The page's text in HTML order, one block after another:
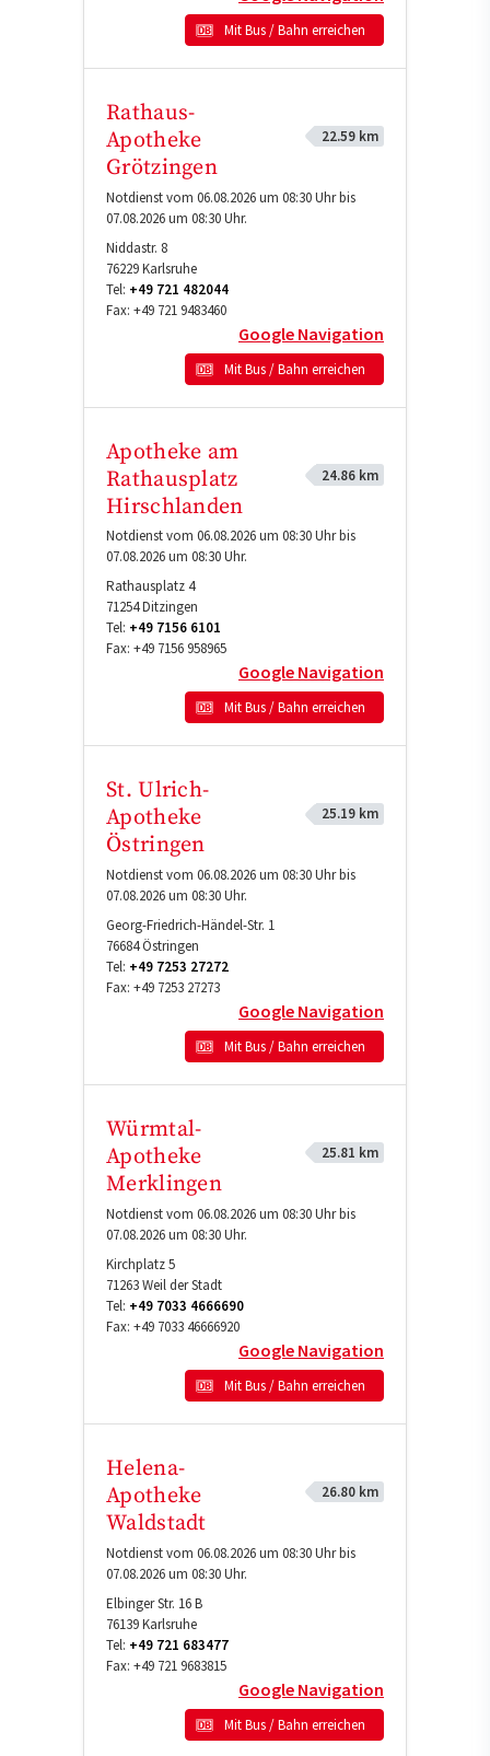
Mit Bus / Bahn erreichen
Rathaus-
Apotheke
Grötzingen
22.59 km
Notdienst vom 06.08.2026 um 08:30 Uhr bis
07.08.2026 um 08:30 Uhr.
Niddastr. 8
76229Karlsruhe
Tel: +49 721 482044
Fax: +49 721 9483460
Google Navigation
Mit Bus / Bahn erreichen
Apotheke am
Rathausplatz
Hirschlanden
24.86 km
Notdienst vom 06.08.2026 um 08:30 Uhr bis
07.08.2026 um 08:30 Uhr.
Rathausplatz 4
71254Ditzingen
Tel: +49 7156 6101
Fax: +49 7156 958965
Google Navigation
Mit Bus / Bahn erreichen
St. Ulrich-
Apotheke
Östringen
25.19 km
Notdienst vom 06.08.2026 um 08:30 Uhr bis
07.08.2026 um 08:30 Uhr.
Georg-Friedrich-Händel-Str. 1
76684Östringen
Tel: +49 7253 27272
Fax: +49 7253 27273
Google Navigation
Mit Bus / Bahn erreichen
Würmtal-
Apotheke
Merklingen
25.81 km
Notdienst vom 06.08.2026 um 08:30 Uhr bis
07.08.2026 um 08:30 Uhr.
Kirchplatz 5
71263Weil der Stadt
Tel: +49 7033 4666690
Fax: +49 7033 46666920
Google Navigation
Mit Bus / Bahn erreichen
Helena-
Apotheke
Waldstadt
26.80 km
Notdienst vom 06.08.2026 um 08:30 Uhr bis
07.08.2026 um 08:30 Uhr.
Elbinger Str. 16 B
76139Karlsruhe
Tel: +49 721 683477
Fax: +49 721 9683815
Google Navigation
Mit Bus / Bahn erreichen